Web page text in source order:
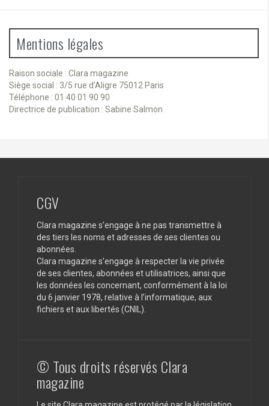
Mentions légales
Raison sociale : Clara magazine
Siège social : 3/5 rue d’Aligre 75012 Paris
Téléphone : 01 40 01 90 90
Directrice de publication : Sabine Salmon
CGV
Clara magazine s’engage à ne pas transmettre à
des tiers les noms et adresses de ses clientes ou
abonnées.
Clara magazine s’engage à respecter la vie privée
de ses clientes, abonnées et utilisatrices, ainsi que
les données les concernant, conformément à la loi
du 6 janvier 1978, relative à l’informatique, aux
fichiers et aux libertés (CNIL).
© Tous droits réservés Clara
magazine